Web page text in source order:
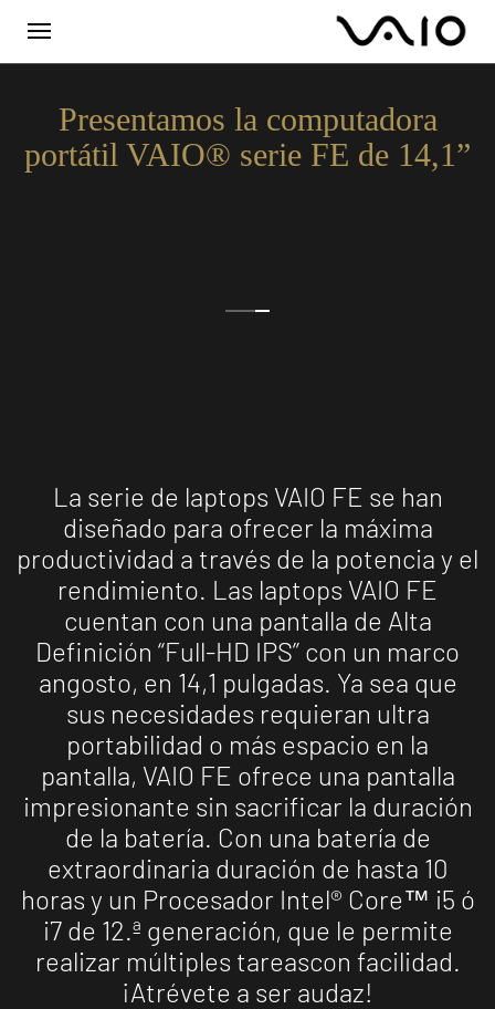
Presentamos la computadora
portátil VAIO® serie FE de 14,1”
La serie de laptops VAIO FE se han
diseñado para ofrecer la máxima
productividad a través de la potencia y el
rendimiento. Las laptops VAIO FE
cuentan con una pantalla de Alta
Definición “Full-HD IPS” con un marco
angosto, en 14,1 pulgadas. Ya sea que
sus necesidades requieran ultra
portabilidad o más espacio en la
pantalla, VAIO FE ofrece una pantalla
impresionante sin sacrificar la duración
de la batería. Con una batería de
extraordinaria duración de hasta 10
horas y un Procesador Intel® Core™ i5 ó
i7 de 12.ª generación, que le permite
realizar múltiples tareascon facilidad.
¡Atrévete a ser audaz!